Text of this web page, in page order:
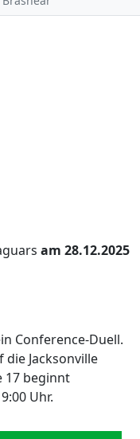
am 28.12.2025
Conference-Duell.
Jacksonville
17 beginnt
Uhr.